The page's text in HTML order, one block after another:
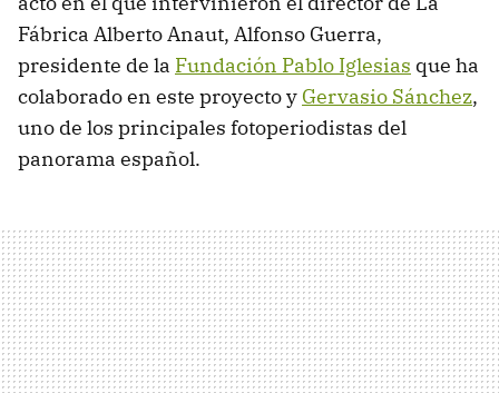
Fábrica Alberto Anaut, Alfonso Guerra,
presidente de la Fundación Pablo Iglesias que ha
colaborado en este proyecto y Gervasio Sánchez,
uno de los principales fotoperiodistas del
panorama español.